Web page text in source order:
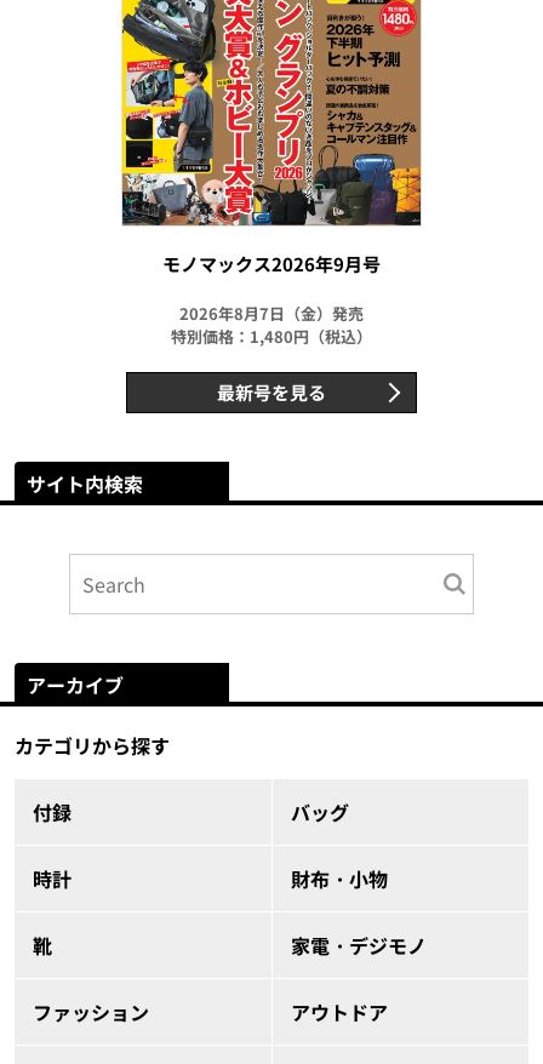
モノマックス2026年9月号
2026年8月7日（金）発売
特別価格：1,480円（税込）
最新号を見る
サイト内検索
アーカイブ
カテゴリから探す
付録 バッグ
時計 財布・小物
靴 家電・デジモノ
ファッション アウトドア